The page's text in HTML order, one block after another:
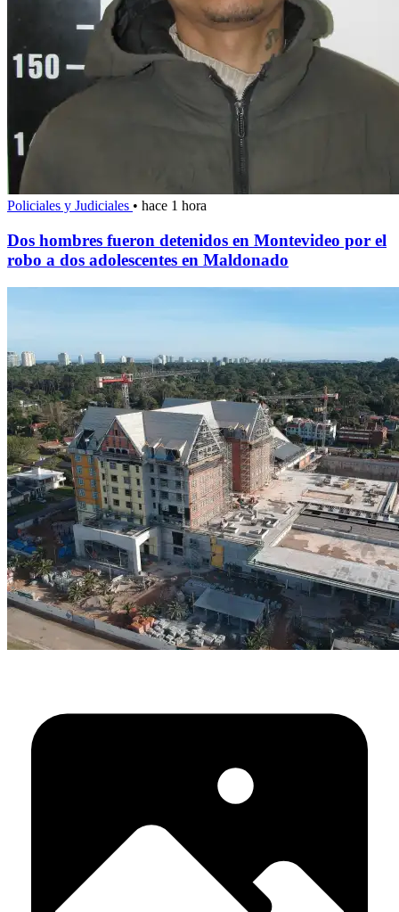
Policiales y Judiciales • hace 1 hora
Dos hombres fueron detenidos en Montevideo por el
robo a dos adolescentes en Maldonado